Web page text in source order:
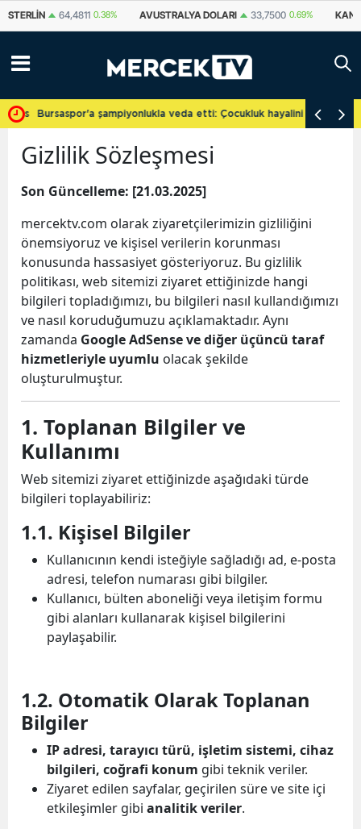
STERLIN 64,4811 0.38% AVUSTRALYA DOLARI 33,7500 0.69%
Bursaspor'a şampiyonlukla veda etti: Çocukluk hayalini
Gizlilik Sözleşmesi
Son Güncelleme: [21.03.2025]
mercektv.com olarak ziyaretçilerimizin gizliliğini
önemsiyoruz ve kişisel verilerin korunması
konusunda hassasiyet gösteriyoruz. Bu gizlilik
politikası, web sitemizi ziyaret ettiğinizde hangi
bilgileri topladığımızı, bu bilgileri nasıl kullandığımızı
ve nasıl koruduğumuzu açıklamaktadır. Aynı
zamanda Google AdSense ve diğer üçüncü taraf
hizmetleriyle uyumlu olacak şekilde
oluşturulmuştur.
1. Toplanan Bilgiler ve
Kullanımı
Web sitemizi ziyaret ettiğinizde aşağıdaki türde
bilgileri toplayabiliriz:
1.1. Kişisel Bilgiler
Kullanıcının kendi isteğiyle sağladığı ad, e-posta
adresi, telefon numarası gibi bilgiler.
Kullanıcı, bülten aboneliği veya iletişim formu
gibi alanları kullanarak kişisel bilgilerini
paylaşabilir.
1.2. Otomatik Olarak Toplanan
Bilgiler
IP adresi, tarayıcı türü, işletim sistemi, cihaz
bilgileri, coğrafi konum gibi teknik veriler.
Ziyaret edilen sayfalar, geçirilen süre ve site içi
etkileşimler gibi analitik veriler.